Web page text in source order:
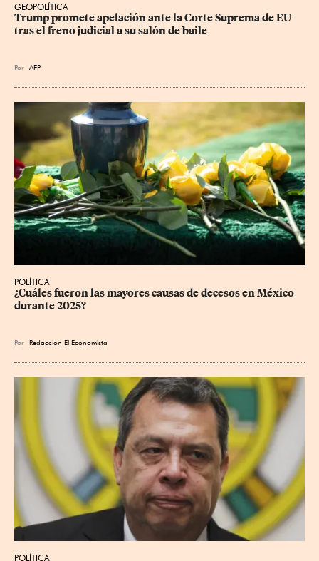
GEOPOLÍTICA
Trump promete apelación ante la Corte Suprema de EU
tras el freno judicial a su salón de baile
Por AFP
POLÍTICA
¿Cuáles fueron las mayores causas de decesos en México
durante 2025?
Por Redacción El Economista
POLÍTICA